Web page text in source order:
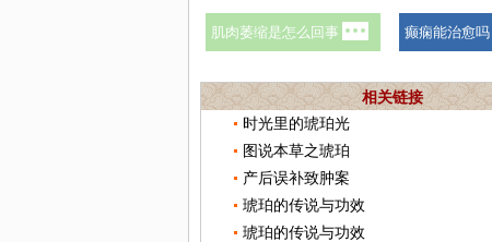
相关链接
时光里的琥珀光
图说本草之琥珀
产后误补致肿案
琥珀的传说与功效
琥珀的传说与功效